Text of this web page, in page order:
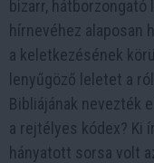
bizarr, hátborzongató
hírnevéhez alaposan
a keletkezésének
lenyűgöző leletet a
Bibliájának nevezték
a rejtélyes kódex? Ki
hányatott sorsa volt